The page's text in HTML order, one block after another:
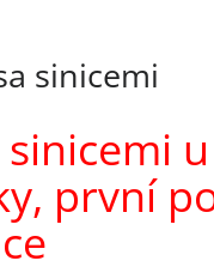
sinicemi
první